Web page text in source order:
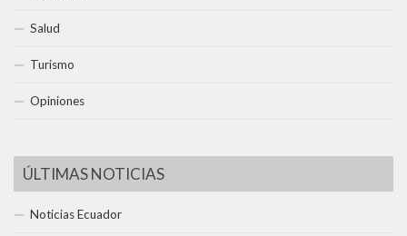
Salud
Turismo
Opiniones
ÚLTIMAS NOTICIAS
Noticias Ecuador